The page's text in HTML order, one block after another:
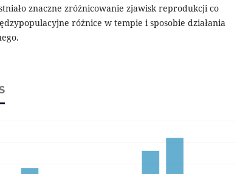
znaczne zróżnicowanie zjawisk reprodukcji co
różnice w tempie i sposobie działania